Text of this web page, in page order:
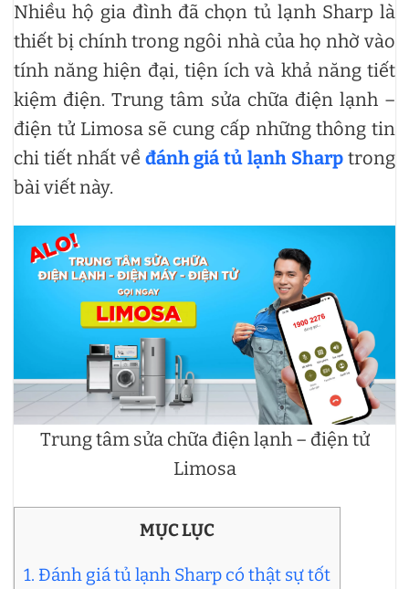
Nhiều hộ gia đình đã chọn tủ lạnh Sharp là
thiết bị chính trong ngôi nhà của họ nhờ vào
tính năng hiện đại, tiện ích và khả năng tiết
kiệm điện. Trung tâm sửa chữa điện lạnh –
điện tử Limosa sẽ cung cấp những thông tin
chi tiết nhất về đánh giá tủ lạnh Sharp trong
bài viết này.
Trung tâm sửa chữa điện lạnh – điện tử
Limosa
MỤC LỤC
1. Đánh giá tủ lạnh Sharp có thật sự tốt